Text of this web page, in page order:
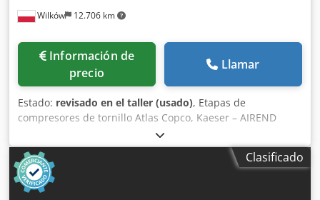
Wilków 12.706 km
Información de
precio
Llamar
Estado: revisado en el taller (usado), Etapas de
compresores de tornillo Atlas Copco, Kaeser – AIREND
SIGMA – 1,2,3,4 SIGMA – 12 SIGMA – 175, 170, 18, 19, 26,
27, 28, 290, 292, 293, 33, 37 OIS-H03 OIS-H06 OIS-J01 OIS-
K03 OIS-K13 OIS-K14 OIS-K15 OIS-K25 OIS-K26 OIS-K36
OIS-L03 OIS-L06 OIS-M01 OIS-M05 – C146 OIS-M08 OIS-N01
OIS-N02 OIS-O01 OIS-O05 OIS-Q01 C146 C190 Cedpsxy
Clasificado